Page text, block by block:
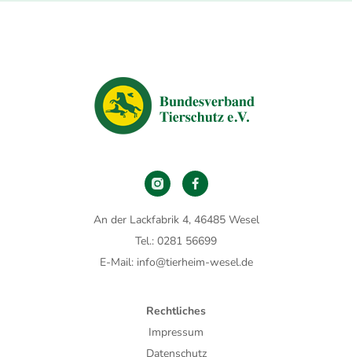
An der Lackfabrik 4, 46485 Wesel
Tel.: 0281 56699
E-Mail: info@tierheim-wesel.de
Rechtliches
Impressum
Datenschutz